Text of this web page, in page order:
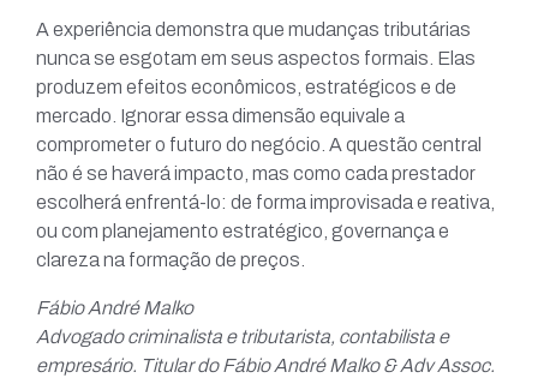
A experiência demonstra que mudanças tributárias
nunca se esgotam em seus aspectos formais. Elas
produzem efeitos econômicos, estratégicos e de
mercado. Ignorar essa dimensão equivale a
comprometer o futuro do negócio. A questão central
não é se haverá impacto, mas como cada prestador
escolherá enfrentá-lo: de forma improvisada e reativa,
ou com planejamento estratégico, governança e
clareza na formação de preços.
Fábio André Malko
Advogado criminalista e tributarista, contabilista e
empresário. Titular do Fábio André Malko & Adv Assoc.